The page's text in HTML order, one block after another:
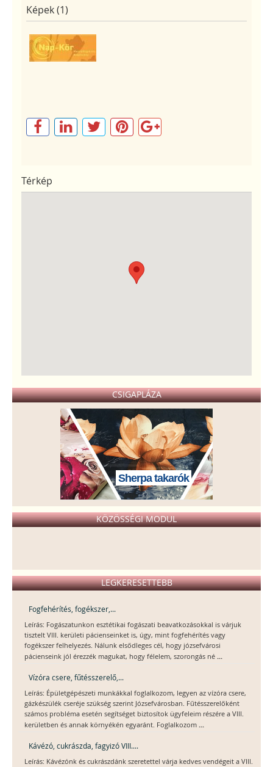
Képek (1)
Térkép
CSIGAPLÁZA
Sherpa takarók
KÖZÖSSÉGI MODUL
LEGKERESETTEBB
Fogfehérítés, fogékszer,...
Leírás: Fogászatunkon esztétikai fogászati beavatkozásokkal is várjuk
tisztelt VIII. kerületi pácienseinket is, úgy, mint fogfehérítés vagy
fogékszer felhelyezés. Nálunk elsődleges cél, hogy józsefvárosi
pácienseink jól érezzék magukat, hogy félelem, szorongás né ...
Vízóra csere, fűtésszerelő,...
Leírás: Épületgépészeti munkákkal foglalkozom, legyen az vízóra csere,
gázkészülék cseréje szükség szerint Józsefvárosban. Fűtésszerelőként
számos probléma esetén segítséget biztosítok ügyfeleim részére a VIII.
kerületben és annak környékén egyaránt. Foglalkozom ...
Kávézó, cukrászda, fagyizó VIII....
Leírás: Kávézónk és cukrászdánk szeretettel várja kedves vendégeit a VIII.